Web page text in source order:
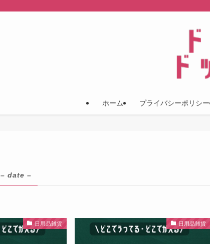
ホーム プライバシーポリシー
– date –
日用品雑貨 日用品雑貨